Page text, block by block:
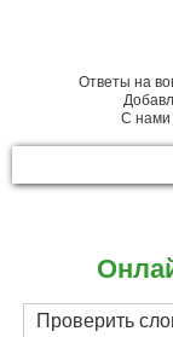
Ответы на
С нами
Проверить